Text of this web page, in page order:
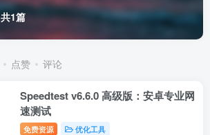
共1篇
点赞 评论
Speedtest v6.6.0 高级版：安卓专业网
速测试
免费资源 优化工具